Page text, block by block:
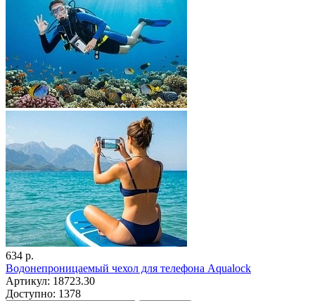
634 р.
Водонепроницаемый чехол для телефона Aqualock
Артикул: 18723.30
Доступно: 1378